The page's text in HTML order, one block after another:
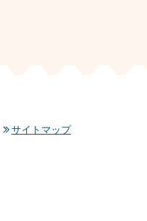
サイトマップ